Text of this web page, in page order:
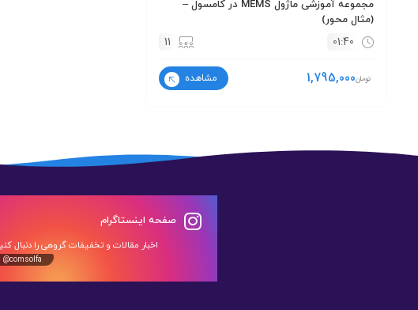
مجموعه آموزشی ماژول MEMS در کامسول –
(مثال محور)
01:40
11
تومان1,795,000 مشاهده
صفحه اینستاگرام
اخبار مقالات و تخفیفات گروهی را دنبال
@comsolfa